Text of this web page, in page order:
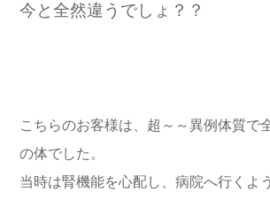
今と全然違うでしょ？？
こちらのお客様は、超～～異例体質で
の体でした。
当時は腎機能を心配し、病院へ行くよ